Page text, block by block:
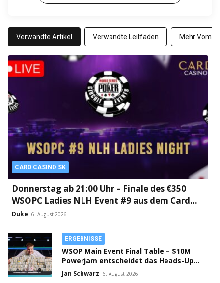
Verwandte Artikel Verwandte Leitfäden Mehr Vom
CARD CASINO SK
Donnerstag ab 21:00 Uhr – Finale des €350
WSOPC Ladies NLH Event #9 aus dem Card
Casino SK!
Duke 6. August 2026
ERGEBNISSE
WSOP Main Event Final Table – $10M
Powerjam entscheidet das Heads-Up
zwischen Jumalon und Saaskilahti!
Jan Schwarz 6. August 2026